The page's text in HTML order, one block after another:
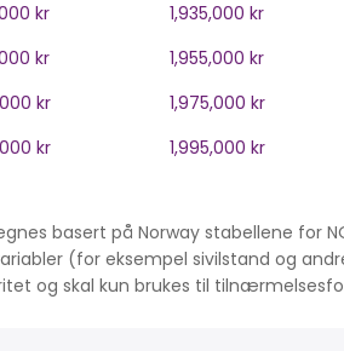
kr 1,935,000 kr
kr 1,955,000 kr
kr 1,975,000 kr
kr 1,995,000 kr
basert på Norway stabellene for
(for eksempel sivilstand og
og skal kun brukes til